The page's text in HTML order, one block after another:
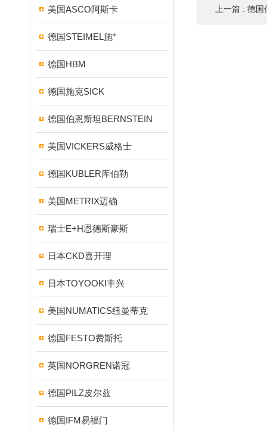
美国ASCO阿斯卡
德国STEIMEL施*
德国HBM
德国施克SICK
德国伯恩斯坦BERNSTEIN
美国VICKERS威格士
德国KUBLER库伯勒
美国METRIX迈确
瑞士E+H恩德斯豪斯
日本CKD喜开理
日本TOYOOKI丰兴
美国NUMATICS纽曼蒂克
德国FESTO费斯托
英国NORGREN诺冠
德国PILZ皮尔兹
德国IFM易福门
上一篇 : 德国